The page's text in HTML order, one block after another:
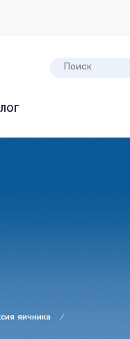
яичника